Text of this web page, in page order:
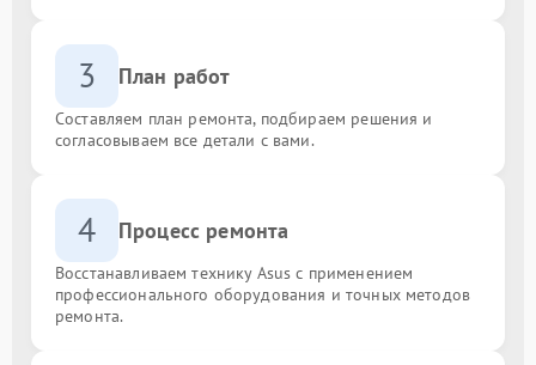
3 План работ
Составляем план ремонта, подбираем решения и
согласовываем все детали с вами.
4 Процесс ремонта
Восстанавливаем технику Asus с применением
профессионального оборудования и точных методов
ремонта.